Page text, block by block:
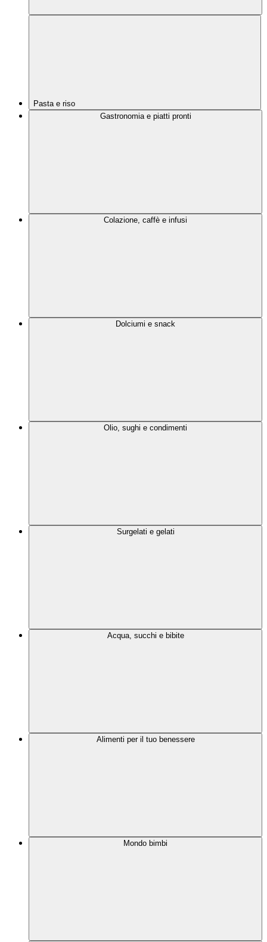
Pasta e riso
Gastronomia e piatti pronti
Colazione, caffè e infusi
Dolciumi e snack
Olio, sughi e condimenti
Surgelati e gelati
Acqua, succhi e bibite
Alimenti per il tuo benessere
Mondo bimbi